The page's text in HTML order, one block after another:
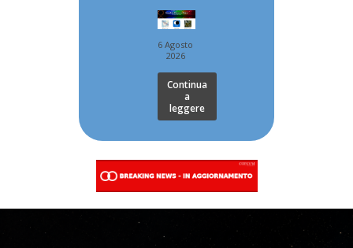
6 Agosto
2026
Continua
a
leggere